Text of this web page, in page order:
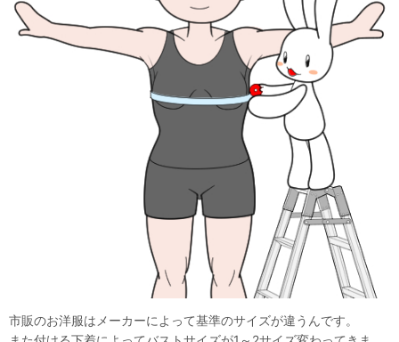
市販のお洋服はメーカーによって基準のサイズが違うんです。